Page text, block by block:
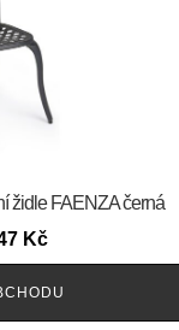
židle FAENZA černá
Kč